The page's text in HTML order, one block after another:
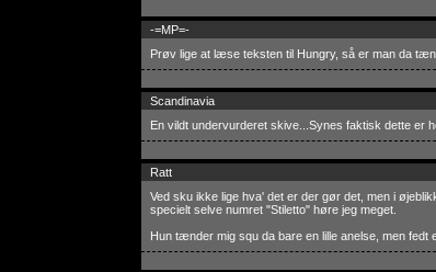
-=MP=-
Prøv lige at læse teksten til Hungry, så er man da
Scandinavia
En vildt undervurderet skive...Synes faktisk dette er
Ratt
Ved sku ikke lige hva' det er der gør det, men i
specielt selve numret "Stiletto" høre jeg meget.
Hun tænder mig squ da bare en lille anelse, men fedt